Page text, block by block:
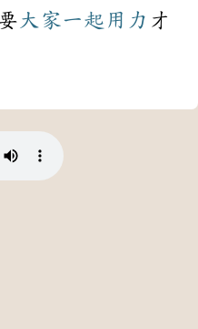
大家一起 用力 才